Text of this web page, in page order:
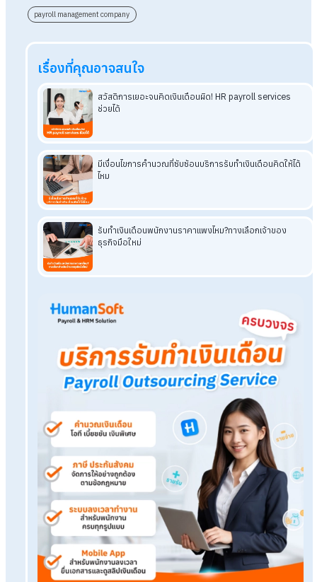
Tips : อ่านบทความเพิ่มเติมได้ที่ >>>
Outsourcing Thailand ที่เชื่อถือได้
สรุป Payroll Management Company ดีไหม?
ทำไมถึงควรจ้าง?
Payroll Management Company สามารถตอบโจทย์ความต้อง
ขององค์กร ทั้งยังให้ประโยชน์และข้อดีหลายอย่างทั้งเรื่องของคว
สะดวก ถูกต้องแม่นยำ และเป็นไปตามกฎหมาย ซึ่งเหตุผลที่องค์กร
ควรจ้าง คือ สามารถจัดการเงินเดือนได้อย่างมืออาชีพโดมทีมผู้
เชี่ยวชาญด้านเงินเดือน ไม่ต้องกังวลเรื่องภาษีและกฎหมายเพราะ
เชี่ยวชาญคอยดูแล สามารถควบคุมต้นทุนองค์กรได้ดียิ่งขึ้น หมดห่
เรื่องความปลอดภัยของข้อมูลเงินเดือน มีเวลาเพิ่มขึ้นสำหรับบริหา
ยืดหยุ่น
payroll management company
เรื่องที่คุณอาจสนใจ
สวัสดิการเยอะจนคิดเงินเดือนผิด! HR payroll